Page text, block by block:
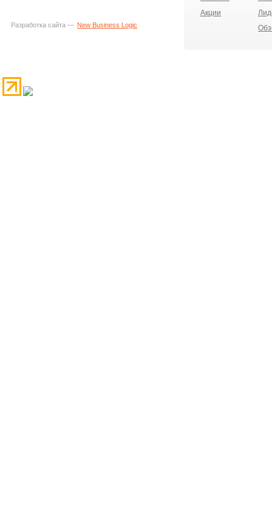
Разработка сайта — New Business Logic
Акции